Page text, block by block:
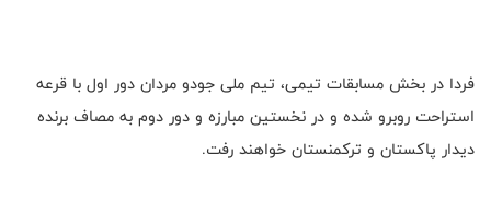
فردا در بخش مسابقات تیمی، تیم ملی جودو مردان دور اول با قرعه
استراحت روبرو شده و در نخستین مبارزه و دور دوم به مصاف برنده
دیدار پاکستان و ترکمنستان خواهند رفت.